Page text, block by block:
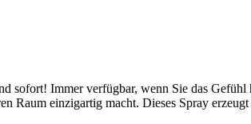
Immer verfügbar, wenn Sie das Gefühl
Raum einzigartig macht. Dieses Spray